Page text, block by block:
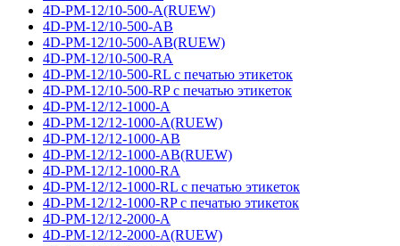
4D-PM-12/10-500-A(RUEW)
4D-PM-12/10-500-AB
4D-PM-12/10-500-AB(RUEW)
4D-PM-12/10-500-RA
4D-PM-12/10-500-RL с печатью этикеток
4D-PM-12/10-500-RP с печатью этикеток
4D-PM-12/12-1000-A
4D-PM-12/12-1000-A(RUEW)
4D-PM-12/12-1000-AB
4D-PM-12/12-1000-AB(RUEW)
4D-PM-12/12-1000-RA
4D-PM-12/12-1000-RL с печатью этикеток
4D-PM-12/12-1000-RP с печатью этикеток
4D-PM-12/12-2000-A
4D-PM-12/12-2000-A(RUEW)